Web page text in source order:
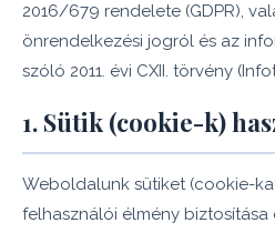
2016/679 rendelete (GDPR),
önrendelkezési jogról és az
szóló 2011. évi CXII. törvény
1. Sütik (cookie-k)
Weboldalunk sütiket (cookie-
felhasználói élmény